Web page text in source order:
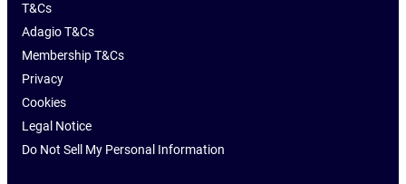
T&Cs
Adagio T&Cs
Membership T&Cs
Privacy
Cookies
Legal Notice
Do Not Sell My Personal Information